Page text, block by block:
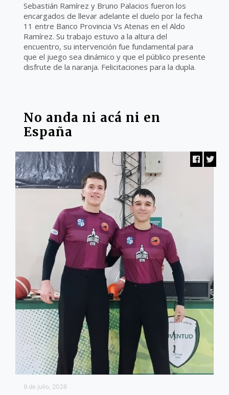
Sebastián Ramírez y Bruno Palacios fueron los
encargados de llevar adelante el duelo por la fecha
11 entre Banco Provincia Vs Atenas en el Aldo
Ramírez. Su trabajo estuvo a la altura del
encuentro, su intervención fue fundamental para
que el juego sea dinámico y que el público presente
disfrute de la naranja. Felicitaciones para la dupla.
No anda ni acá ni en
España
9 de julio, 2026